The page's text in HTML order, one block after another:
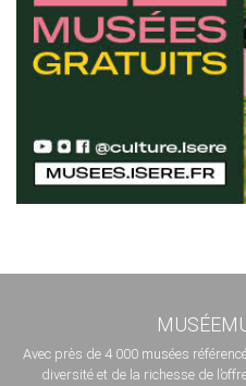
Avec près de 4 000 musées
diversité et de la richesse de